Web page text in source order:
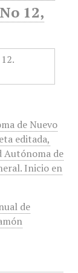
12,
de Nuevo
editada,
Autónoma de
Inicio en
de